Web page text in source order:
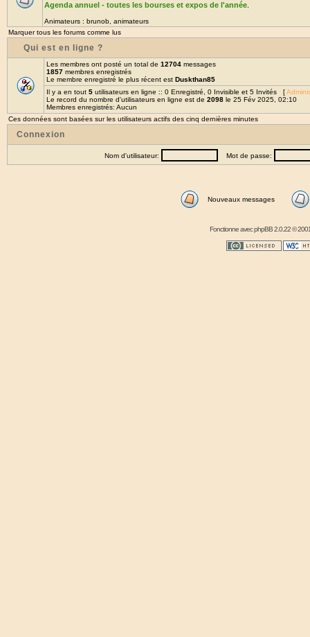
Agenda annuel - toutes les bourses et expos de l'année
Animateurs : brunob animateurs
Marquer tous les forums comme lus
Qui est en ligne ?
Les membres ont posté un total de 12704 messages
1857 membres enregistrés
Le membre enregistré le plus récent est Duskthan85
Il y a en tout 5 utilisateurs en ligne :: 0 Enregistré, 0 Invisible et 5 Invités [
Le record du nombre d'utilisateurs en ligne est de 2098 le 25 Fév 2025, 02:10
Membres enregistrés: Aucun
Ces données sont basées sur les utilisateurs actifs des cinq dernières minutes
Connexion
Nom d'utilisateur: Mot de passe:
Nouveaux messages
Fonctionne avecphpBB2.0.22 ©